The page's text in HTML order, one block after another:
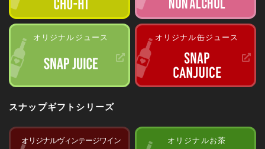
オリジナルジュース オリジナル缶ジュース
スナップギフトシリーズ
オリジナルヴィンテージワイン オリジナルお茶